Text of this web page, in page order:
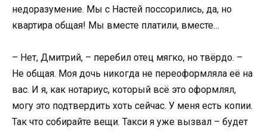
недоразумение. Мы с Настей поссорились, да, но
квартира общая! Мы вместе платили, вместе…
– Нет, Дмитрий, – перебил отец мягко, но твёрдо. –
Не общая. Моя дочь никогда не переоформляла её на
вас. И я, как нотариус, который всё это оформлял,
могу это подтвердить хоть сейчас. У меня есть копии.
Так что собирайте вещи. Такси я уже вызвал – будет